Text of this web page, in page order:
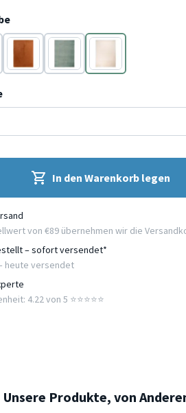
TerracottaGrün
Creme
In den Warenkorb legen
von €89 übernehmen wir die
– sofort versendet*
heute versendet
4.22 von 5 ⭐️⭐️⭐️⭐️⭐️
Unsere Produkte, von